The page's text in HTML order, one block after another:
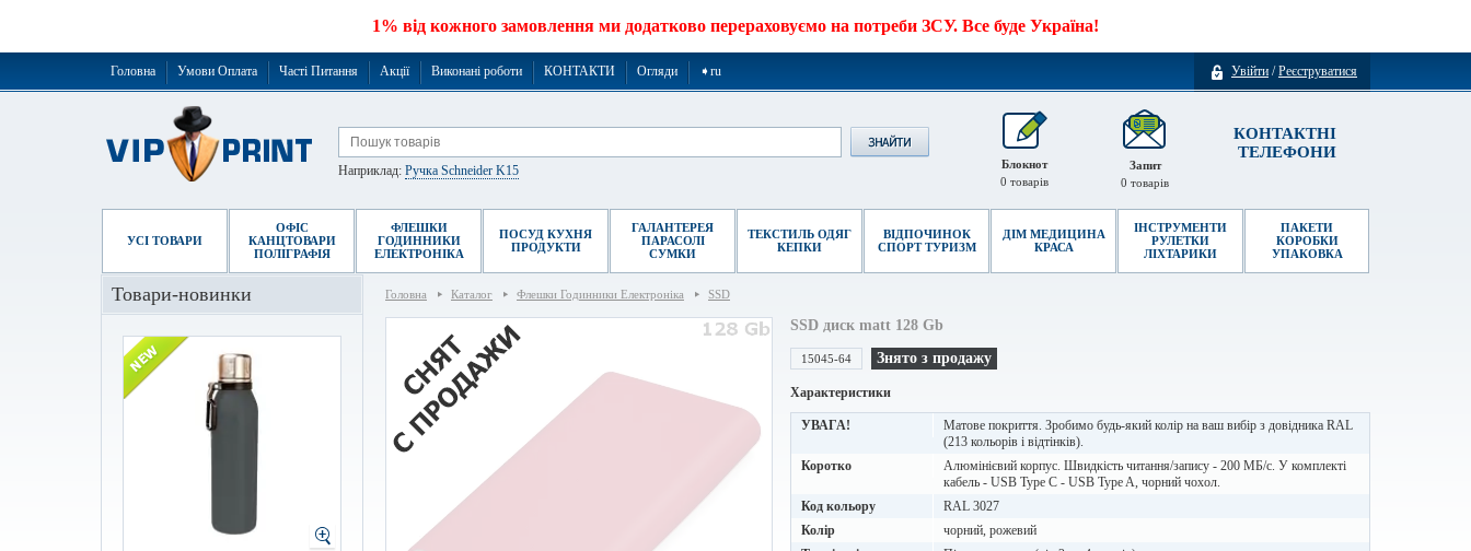
1% від кожного замовлення ми додатково перераховуємо на потреби ЗСУ. Все буде Україна!
Увійти /Реєструватися
Головна Умови Оплата Часті Питання Акції Виконані роботи КОНТАКТИ Огляди ➧ru
КОНТАКТНІ
ТЕЛЕФОНИ
Запит
0 товарів
Наприклад: Ручка Schneider K15
Блокнот
0 товарів
УСІ ТОВАРИ
ОФІС
КАНЦТОВАРИ
ПОЛІГРАФІЯ
ФЛЕШКИ
ГОДИННИКИ
ЕЛЕКТРОНІКА
ПОСУД КУХНЯ
ПРОДУКТИ
ГАЛАНТЕРЕЯ
ПАРАСОЛІ
СУМКИ
ТЕКСТИЛЬ ОДЯГ
КЕПКИ
ВІДПОЧИНОК
СПОРТ ТУРИЗМ
ДІМ МЕДИЦИНА
КРАСА
ІНСТРУМЕНТИ
РУЛЕТКИ
ЛІХТАРИКИ
ПАКЕТИ
КОРОБКИ
УПАКОВКА
Головна Каталог Флешки Годинники Електроніка SSD
SSD диск matt 128 Gb
15045-64 Знято з продажу
Характеристики
УВАГА!
Матове покриття. Зробимо будь-який колір на ваш вибір з довідника RAL
(213 кольорів і відтінків).
Коротко
Алюмінієвий корпус. Швидкість читання/запису - 200 МБ/с. У комплекті
кабель - USB Type C - USB Type A, чорний чохол.
Код кольору
RAL 3027
Колір
чорний, рожевий
Товари-новинки